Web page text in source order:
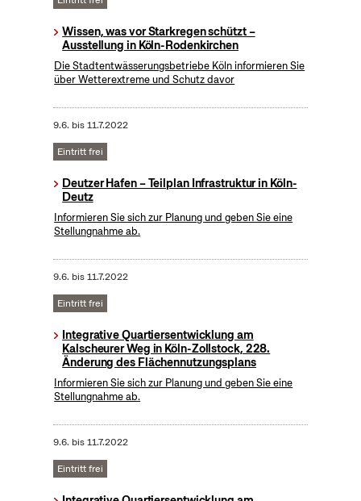
Wissen, was vor Starkregen schützt –
Ausstellung in Köln-Rodenkirchen
Die Stadtentwässerungsbetriebe Köln informieren Sie
über Wetterextreme und Schutz davor
9.6. bis11.7.2022
Eintritt frei
Deutzer Hafen – Teilplan Infrastruktur in Köln-
Deutz
Informieren Sie sich zur Planung und geben Sie eine
Stellungnahme ab.
9.6. bis11.7.2022
Eintritt frei
Integrative Quartiersentwicklung am
Kalscheurer Weg in Köln-Zollstock, 228.
Änderung des Flächennutzungsplans
Informieren Sie sich zur Planung und geben Sie eine
Stellungnahme ab.
9.6. bis11.7.2022
Eintritt frei